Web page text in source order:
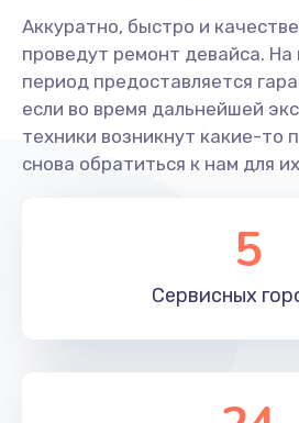
1000 руб.
Заказать
Замена
2000 руб.
Замена
3000 руб.
Заказать
Аккуратно, быстро и
проведут ремонт девайса.
период предоставляется
если во время дальнейшей
техники возникнут какие-то
снова обратиться к нам для
5
Сервисных